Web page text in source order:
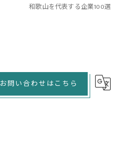
和歌山を代表する企業100選
お問い合わせはこちら